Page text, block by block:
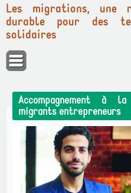
Panneau de gestion des cookies
Les migrations, une
durable pour des
solidaires
Accompagnement à
migrants entrepreneurs